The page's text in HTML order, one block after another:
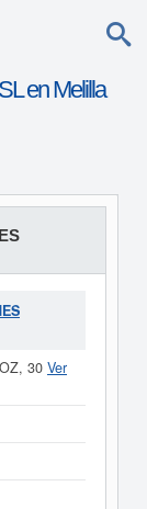
en Melilla
30 Ver